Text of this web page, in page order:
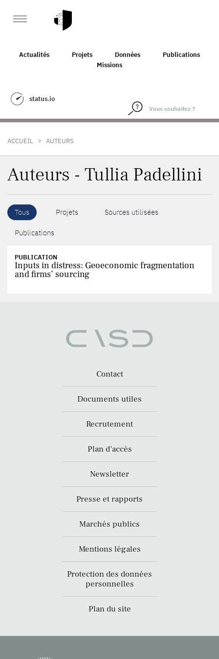
Actualités Projets Données
Publications
Missions
status.io
ACCUEIL > AUTEURS
Auteurs - Tullia Padellini
Tous Projets Sources utilisées
Publications
PUBLICATION
Inputs in distress: Geoeconomic fragmentation
and firms’ sourcing
Contact
Documents utiles
Recrutement
Plan d’accès
Newsletter
Presse et rapports
Marchés publics
Mentions légales
Protection des données
personnelles
Plan du site